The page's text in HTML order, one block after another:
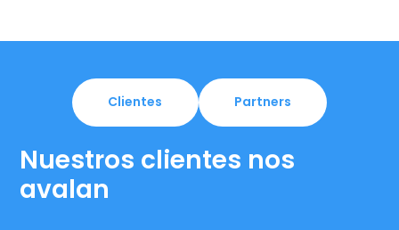
Clientes Partners
Nuestros clientes nos
avalan